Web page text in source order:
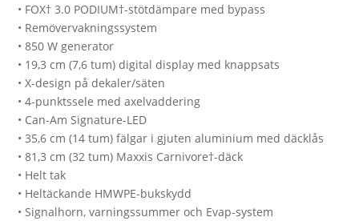
• FOX† 3.0 PODIUM†-stötdämpare med bypass
• Remövervakningssystem
• 850 W generator
• 19,3 cm (7,6 tum) digital display med knappsats
• X-design på dekaler/säten
• 4-punktssele med axelvaddering
• Can-Am Signature-LED
• 35,6 cm (14 tum) fälgar i gjuten aluminium med däcklås
• 81,3 cm (32 tum) Maxxis Carnivore†-däck
• Helt tak
• Heltäckande HMWPE-bukskydd
• Signalhorn, varningssummer och Evap-system